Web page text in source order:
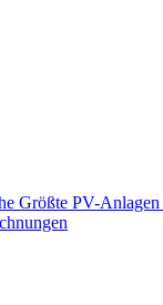
Größte PV-Anlagen